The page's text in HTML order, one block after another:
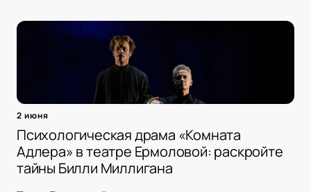
2 июня
Психологическая драма «Комната
Адлера» в театре Ермоловой: раскройте
тайны Билли Миллигана